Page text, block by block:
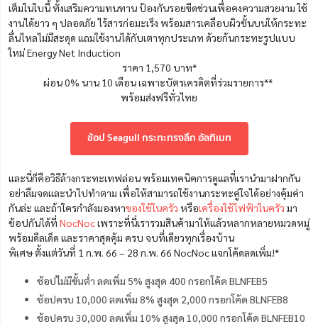
เต็มในใบนี้ ทั้งเสริมความทนทาน ป้องกันรอยขีดข่วนเพื่อคงความสวยงาม ใช้
งานได้ยาว ๆ ปลอดภัย ไร้สารก่อมะเร็ง พร้อมสารเคลือบผิวชั้นบนให้กระทะ
ลื่นไหลไม่มีสะดุด แถมใช้งานได้กับเตาทุกประเภท ด้วยก้นกระทะรูปแบบ
ใหม่ Energy Net Induction
ราคา 1,570 บาท*
ผ่อน 0% นาน 10 เดือน เฉพาะบัตรเครดิตที่ร่วมรายการ**
พร้อมส่งฟรีทั่วไทย
ช้อป Seagull กระทะทรงลึก อัลทิเมท
และนี่ก็คือวิธีล้างกระทะเทฟล่อน พร้อมเทคนิคการดูแลที่เรานำมาฝากกัน
อย่าลืมจดและนำไปทำตาม เพื่อให้สามารถใช้งานกระทะคู่ใจได้อย่างคุ้มค่า
กันล่ะ และถ้าใครกำลังมองหาของใช้ในครัว หรือเครื่องใช้ไฟฟ้าในครัว มา
ช้อปกันได้ที่ NocNocเพราะที่นี่เรารวมสินค้ามาให้แล้วหลากหลายหมวดหมู่
พร้อมดีลเด็ด และราคาสุดคุ้ม ครบ จบที่เดียวทุกเรื่องบ้าน
พิเศษ ตั้งแต่วันที่ 1 ก.พ. 66 – 28 ก.พ. 66 NocNoc แจกโค้ดลดเพิ่ม!*
ช้อปไม่มีขั้นต่ำ ลดเพิ่ม 5% สูงสุด 400 กรอกโค้ด BLNFEB5
ช้อปครบ 10,000 ลดเพิ่ม 8% สูงสุด 2,000 กรอกโค้ด BLNFEB8
ช้อปครบ 30,000 ลดเพิ่ม 10% สูงสุด 10,000 กรอกโค้ด BLNFEB10